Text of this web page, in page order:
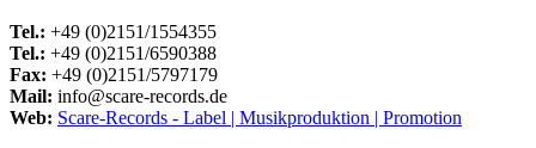
Tel.: +49 (0)2151/1554355
Tel.: +49 (0)2151/6590388
Fax: +49 (0)2151/5797179
Mail: info@scare-records.de
Web: Scare-Records - Label | Musikproduktion | Promotion